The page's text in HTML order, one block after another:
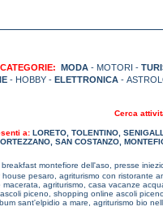
MODA - MOTORI -
- HOBBY - ELETTRONICA -
Cerca
a: LORETO, TOLENTINO,
ORTEZZANO SAN COSTANZO
montefiore dell'aso, presse
house pesaro, agriturismo con ristorante
agriturismo, casa vacanze
piceno, shopping online ascoli
sant'elpidio a mare, agriturismo bio